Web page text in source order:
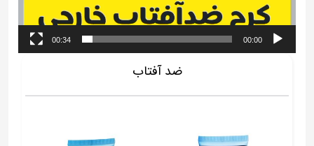
00:00
00:34
ضد آفتاب